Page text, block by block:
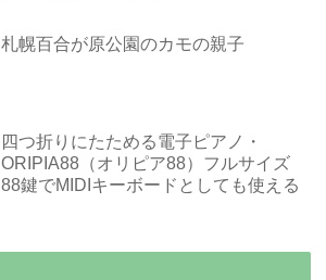
札幌百合が原公園のカモの親子
四つ折りにたためる電子ピアノ・
ORIPIA88（オリピア88）フルサイズ
88鍵でMIDIキーボードとしても使える